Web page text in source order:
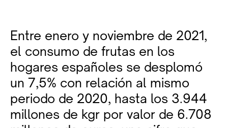
Entre enero y noviembre de 2021,
el consumo de frutas en los
hogares españoles se desplomó
un 7,5% con relación al mismo
periodo de 2020, hasta los 3.944
millones de kgr por valor de 6.708